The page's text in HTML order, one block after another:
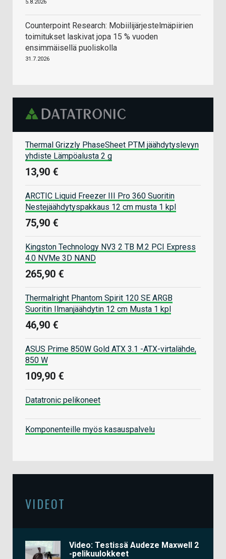
5.8.2026
Counterpoint Research: Mobiilijärjestelmäpiirien
toimitukset laskivat jopa 15 % vuoden
ensimmäisellä puoliskolla
31.7.2026
Thermal Grizzly PhaseSheet PTM jäähdytyslevyn
yhdiste Lämpöalusta 2 g
13,90 €
ARCTIC Liquid Freezer III Pro 360 Suoritin
Nestejäähdytyspakkaus 12 cm musta 1 kpl
75,90 €
Kingston Technology NV3 2 TB M.2 PCI Express
4.0 NVMe 3D NAND
265,90 €
Thermalright Phantom Spirit 120 SE ARGB
Suoritin Ilmanjäähdytin 12 cm Musta 1 kpl
46,90 €
ASUS Prime 850W Gold ATX 3.1 -ATX-virtalähde,
850 W
109,90 €
Datatronic pelikoneet
Komponenteille myös kasauspalvelu
VIDEOT
Video: Testissä Audeze Maxwell 2
-pelikuulokkeet